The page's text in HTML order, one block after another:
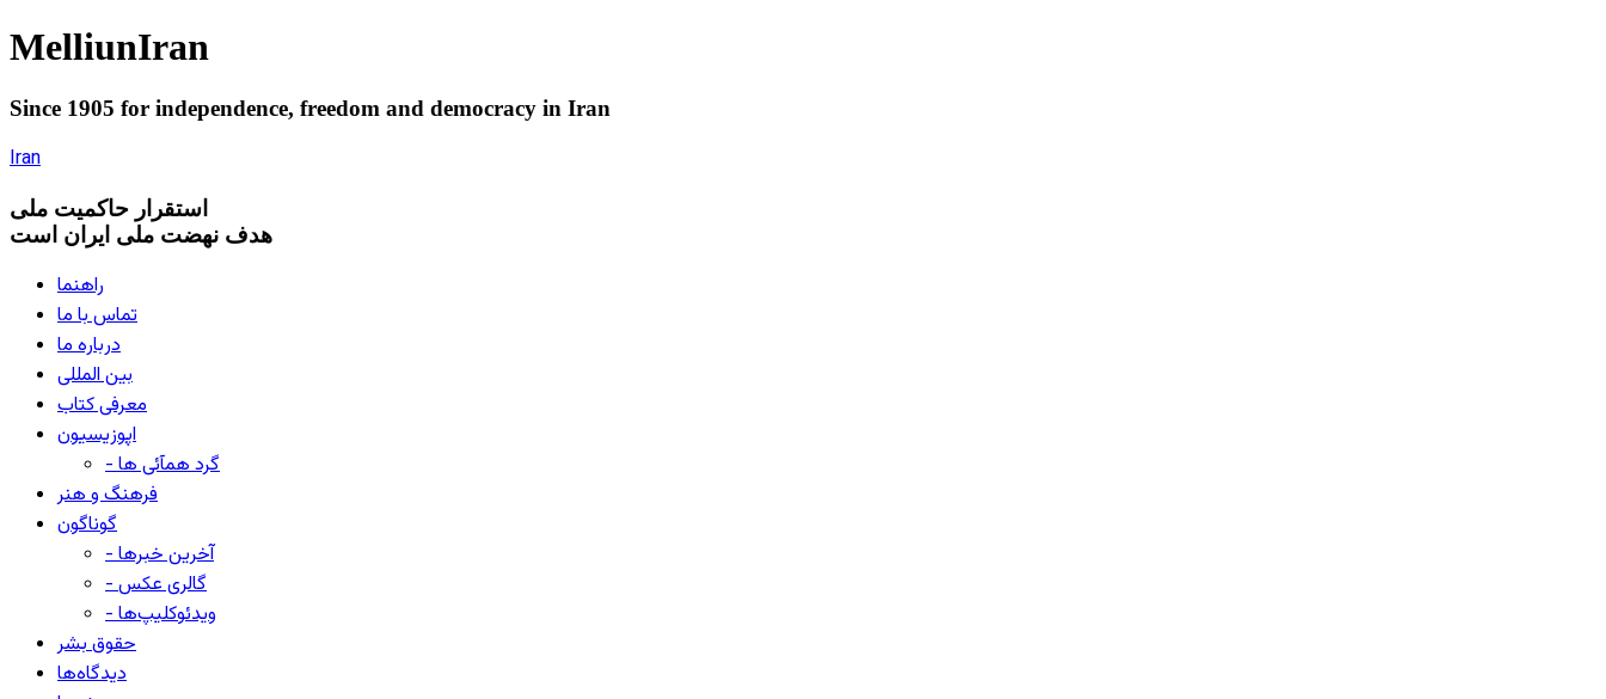
MelliunIran
Since 1905 for independence, freedom and democracy in Iran
Iran
استقرار حاکميت ملی
هدف نهضت ملی ایران است
راهنما
تماس با ما
درباره ما
بین المللی
معرفی کتاب
اپوزیسیون
- گرد همآئی ها
فرهنگ و هنر
گوناگون
- آخرین خبرها
- گالری عکس
- ویدئوکلیپ‌ها
حقوق بشر
دیدگاه‌ها